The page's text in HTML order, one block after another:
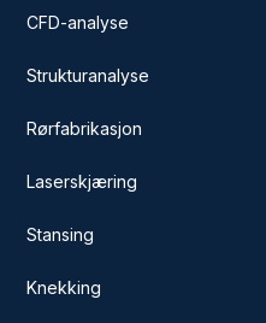
CFD-analyse
Strukturanalyse
Rørfabrikasjon
Laserskjæring
Stansing
Knekking